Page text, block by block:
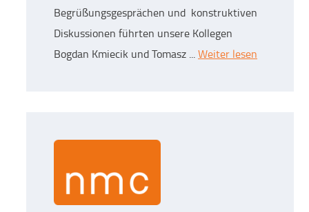
Begrüßungsgesprächen und konstruktiven
Diskussionen führten unsere Kollegen
Bogdan Kmiecik und Tomasz ...Weiter lesen